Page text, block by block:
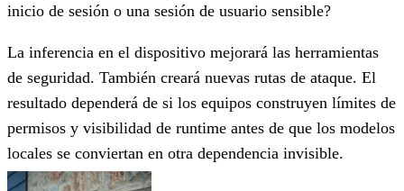
inicio de sesión o una sesión de usuario sensible?
La inferencia en el dispositivo mejorará las herramientas
de seguridad. También creará nuevas rutas de ataque. El
resultado dependerá de si los equipos construyen límites de
permisos y visibilidad de runtime antes de que los modelos
locales se conviertan en otra dependencia invisible.